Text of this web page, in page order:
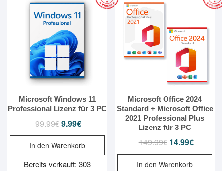
Microsoft Windows 11
Professional Lizenz für 3 PC
99.99€Ursprünglicher
Preis
war:
99.99€
9.99€
Preis
ist:
9.99€.
In den Warenkorb
Bereits verkauft: 303
Microsoft Office 2024
Standard + Microsoft Office
2021 Professional Plus
Lizenz für 3 PC
149.99€ Ursprünglicher
Preis
war:
14.99€Aktueller
Preis
In den Warenkorb